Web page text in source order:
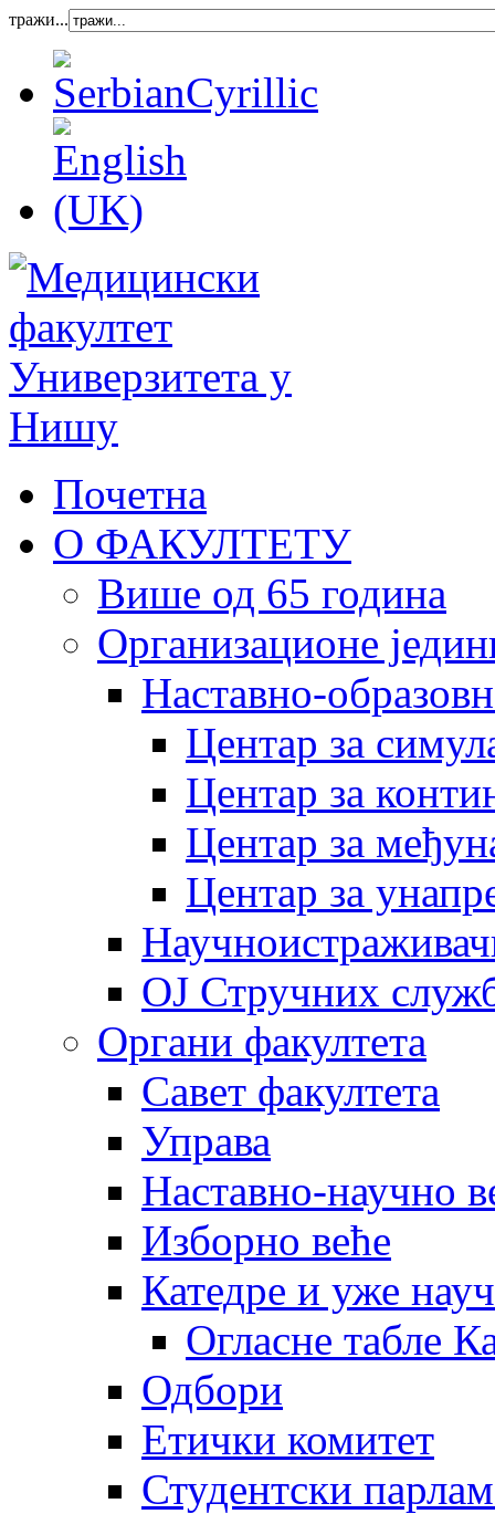
тражи...
Почетна
О ФАКУЛТЕТУ
Више од 65 година
Организационе
Наставно-
Центар за
Центар за
Центар за
Центар за
OJ Стручних
Органи факултета
Савет факултета
Управа
Наставно-научно
Изборно веће
Катедре и уже
Огласне табле
Одбори
Етички комитет
Студентски